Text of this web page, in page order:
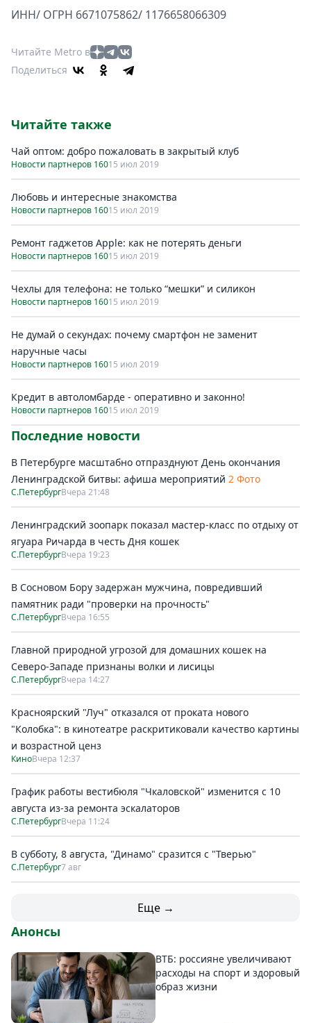
ИНН/ ОГРН 6671075862/ 1176658066309
Читайте Metro в
Поделиться
Читайте также
Чай оптом: добро пожаловать в закрытый клуб
Новости партнеров 16015 июл 2019
Любовь и интересные знакомства
Новости партнеров 16015 июл 2019
Ремонт гаджетов Apple: как не потерять деньги
Новости партнеров 16015 июл 2019
Чехлы для телефона: не только “мешки” и силикон
Новости партнеров 16015 июл 2019
Не думай о секундах: почему смартфон не заменит
наручные часы
Новости партнеров 16015 июл 2019
Кредит в автоломбарде - оперативно и законно!
Новости партнеров 16015 июл 2019
Последние новости
В Петербурге масштабно отпразднуют День окончания
Ленинградской битвы: афиша мероприятий 2 Фото
С.ПетербургВчера 21:48
Ленинградский зоопарк показал мастер-класс по отдыху от
ягуара Ричарда в честь Дня кошек
С.ПетербургВчера 19:23
В Сосновом Бору задержан мужчина, повредивший
памятник ради "проверки на прочность"
С.ПетербургВчера 16:55
Главной природной угрозой для домашних кошек на
Северо-Западе признаны волки и лисицы
С.ПетербургВчера 14:27
Красноярский "Луч" отказался от проката нового
"Колобка": в кинотеатре раскритиковали качество картины
и возрастной ценз
КиноВчера 12:37
График работы вестибюля "Чкаловской" изменится с 10
августа из-за ремонта эскалаторов
С.ПетербургВчера 11:24
В субботу, 8 августа, "Динамо" сразится с "Тверью"
С.Петербург7 авг
Еще →
Анонсы
ВТБ: россияне увеличивают
расходы на спорт и здоровый
образ жизни